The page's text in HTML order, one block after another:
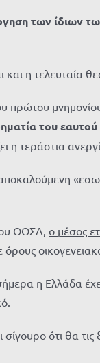
των ίδιων
και η τελευταία
πρώτου
του
η τεράστια
ΟΟΣΑ, ο μέσος
η Ελλάδα
σίγουρο ότι θα